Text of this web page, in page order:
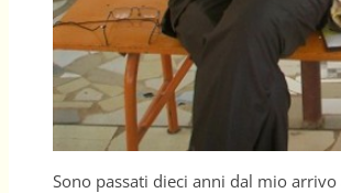
Sono passati dieci anni dal mio arrivo